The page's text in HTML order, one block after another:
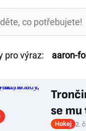
pro výraz: aaron-
se
Hokej 2.